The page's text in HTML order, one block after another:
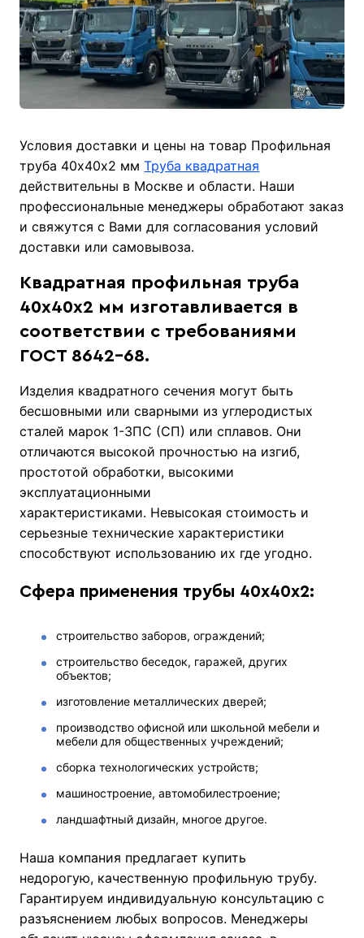
Условия доставки и цены на товар Профильная
труба 40х40х2 ммТруба квадратная
действительны в Москве и области. Наши
профессиональные менеджеры обработают заказ
и свяжутся с Вами для согласования условий
доставки или самовывоза.
Квадратная профильная труба
40х40х2 мм изготавливается в
соответствии с требованиями
ГОСТ 8642-68.
Изделия квадратного сечения могут быть
бесшовными или сварными из углеродистых
сталей марок 1-3ПС (СП) или сплавов. Они
отличаются высокой прочностью на изгиб,
простотой обработки, высокими
эксплуатационными
характеристиками. Невысокая стоимость и
серьезные технические характеристики
способствуют использованию их где угодно.
Сфера применения трубы 40х40х2:
строительство заборов, ограждений;
строительство беседок, гаражей, других
объектов;
изготовление металлических дверей;
производство офисной или школьной мебели и
мебели для общественных учреждений;
сборка технологических устройств;
машиностроение, автомобилестроение;
ландшафтный дизайн, многое другое.
Наша компания предлагает купить
недорогую, качественную профильную трубу.
Гарантируем индивидуальную консультацию с
разъяснением любых вопросов. Менеджеры